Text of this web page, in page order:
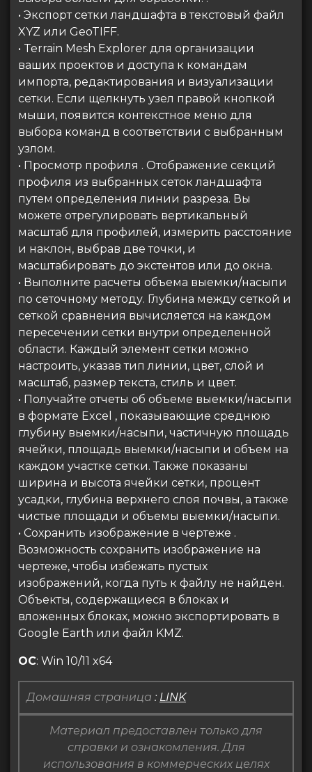
• Экспорт сетки ландшафта в текстовый файл
XYZ или GeoTIFF.
• Terrain Mesh Explorer для организации
ваших проектов и доступа к командам
импорта, редактирования и визуализации
сетки. Если щелкнуть узел правой кнопкой
мыши, появится контекстное меню для
выбора команд в соответствии с выбранным
узлом.
• Просмотр профиля . Отображение секций
профиля из выбранных сеток ландшафта
путем определения линии разреза. Вы
можете отрегулировать вертикальный
масштаб для профилей, измерить расстояние
и наклон, выбрав две точки, и
масштабировать до экстентов или до окна.
• Выполните расчеты объема выемки/насыпи
по сеточному методу. Глубина между сеткой и
сеткой сравнения вычисляется на каждом
пересечении сетки внутри определенной
области. Каждый элемент сетки можно
настроить, указав тип линии, цвет, слой и
масштаб, размер текста, стиль и цвет.
• Получайте отчеты об объеме выемки/насыпи
в формате Excel , показывающие среднюю
глубину выемки/насыпи, частичную площадь
ячейки, площадь выемки/насыпи и объем на
каждом участке сетки. Также показаны
ширина и высота ячейки сетки, процент
усадки, глубина верхнего слоя почвы, а также
чистые площади и объемы выемки/насыпи.
• Сохранить изображение в чертеже .
Возможность сохранить изображение на
чертеже, чтобы избежать пустых
изображений, когда путь к файлу не найден.
Объекты, содержащиеся в блоках и
вложенных блоках, можно экспортировать в
Google Earth или файл KMZ.
ОС: Win 10/11 x64
Домашняя страница : LINK
Материал предоставлен только для
справки и ознакомления. Для
использования в коммерческих целях